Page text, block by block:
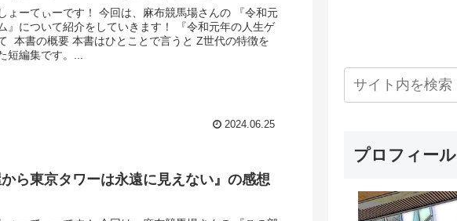
ょーてぃーです！ 今回は、麻布競馬場さんの 『令和元
』について紹介をしていきます！ 『令和元年の人生ゲ
本書の概要 本書はひとことで言うと Z世代の特徴を
短編集です。...
2024.06.25
から東京タワーは永遠に見えない』の感想
プロフィール